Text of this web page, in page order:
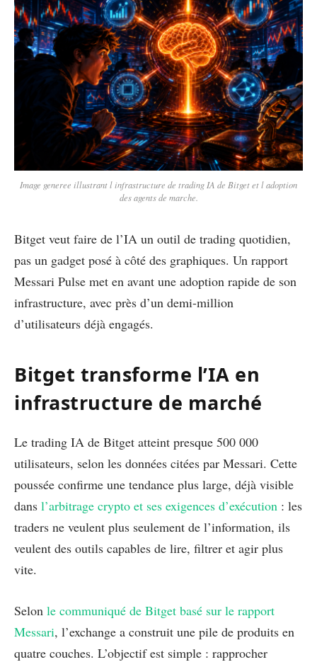
Image generee illustrant l infrastructure de trading IA de Bitget et l adoption
des agents de marche.
Bitget veut faire de l’IA un outil de trading quotidien,
pas un gadget posé à côté des graphiques. Un rapport
Messari Pulse met en avant une adoption rapide de son
infrastructure, avec près d’un demi-million
d’utilisateurs déjà engagés.
Bitget transforme l’IA en
infrastructure de marché
Le trading IA de Bitget atteint presque 500 000
utilisateurs, selon les données citées par Messari. Cette
poussée confirme une tendance plus large, déjà visible
dans l’arbitrage crypto et ses exigences d’exécution : les
traders ne veulent plus seulement de l’information, ils
veulent des outils capables de lire, filtrer et agir plus
vite.
Selon le communiqué de Bitget basé sur le rapport
Messari, l’exchange a construit une pile de produits en
quatre couches. L’objectif est simple : rapprocher